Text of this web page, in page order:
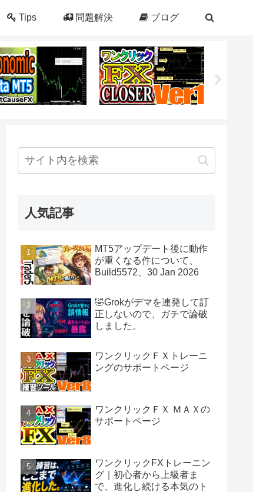
Tips 問題解決 ブログ
人気記事
MT5アップデート後に動作
が重くなる件について、
Build5572、30 Jan 2026
🤣Grokがデマを連発して訂
正しないので、ガチで論破
しました。
ワンクリックＦＸトレーニ
ングのサポートページ
ワンクリックＦＸ ＭＡＸの
サポートページ
ワンクリックFXトレーニン
グ｜初心者から上級者ま
で、進化し続ける本気のト